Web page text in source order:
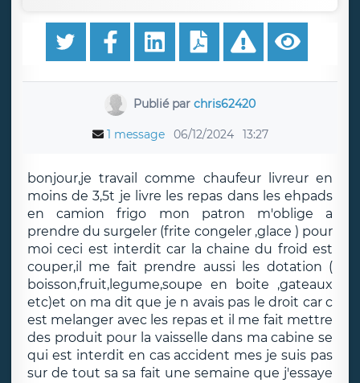
Publié par chris62420
1 message 06/12/2024 13:27
bonjour,je travail comme chaufeur livreur en
moins de 3,5t je livre les repas dans les ehpads
en camion frigo mon patron m'oblige a
prendre du surgeler (frite congeler ,glace ) pour
moi ceci est interdit car la chaine du froid est
couper,il me fait prendre aussi les dotation (
boisson,fruit,legume,soupe en boite ,gateaux
etc)et on ma dit que je n avais pas le droit car c
est melanger avec les repas et il me fait mettre
des produit pour la vaisselle dans ma cabine se
qui est interdit en cas accident mes je suis pas
sur de tout sa sa fait une semaine que j'essaye